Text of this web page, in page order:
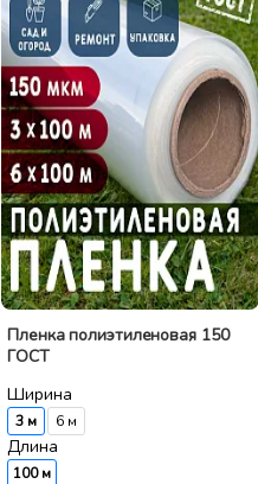
Пленка полиэтиленовая 150
ГОСТ
Ширина
3 м 6 м
Длина
100 м